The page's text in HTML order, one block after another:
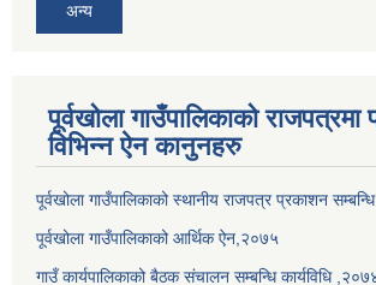
अन्य
पूर्वखोला गाउँपालिकाको राजपत्रमा
विभिन्न ऐन कानुनहरु
पूर्वखोला गाउँपालिकाको स्थानीय राजपत्र प्रकाशन
पूर्वखोला गाउँपालिकाको आर्थिक ऐन,२०७५
गाउँ कार्यपालिकाको बैठक संचालन सम्बन्धि कार्यविधि